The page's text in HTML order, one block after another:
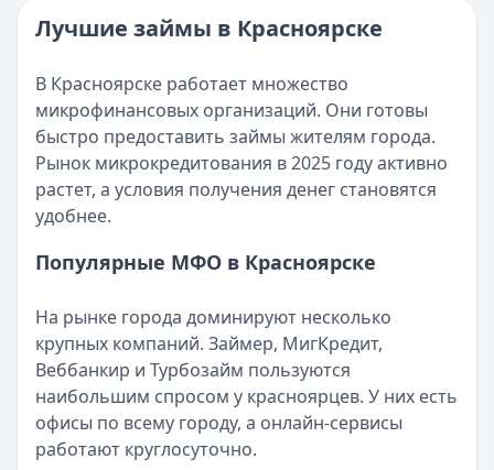
Категория:МФО и микрозаймы
Читать статью
Все статьи
Возврат переплаты в «Займере»: актуальная
Опубликовано:5 декабря 2025 г.
Категория:МФО
Читать новость
Срочный микрозайм 15 000 ₽ на карту: свежая
Кратко:Нужны 15 000 рублей на карту прямо сегодня?
Опубликовано:
Читать новость
Кратко:В III квартале 2025 года владельцы iPhone
Опубликовано:5 декабря 2025 г.
Категория:МФО
Читать новость
57 сервисов микрозаймов через Госуслуги: где
Кратко:Авторизация через Госуслуги ускоряет
Лучшие займы в Красноярске
В Красноярске работает множество
микрофинансовых организаций. Они готовы
быстро предоставить займы жителям города.
Рынок микрокредитования в 2025 году активно
растет, а условия получения денег становятся
удобнее.
Популярные МФО в Красноярске
На рынке города доминируют несколько
крупных компаний. Займер, МигКредит,
Веббанкир и Турбозайм пользуются
наибольшим спросом у красноярцев. У них есть
офисы по всему городу, а онлайн-сервисы
работают круглосуточно.